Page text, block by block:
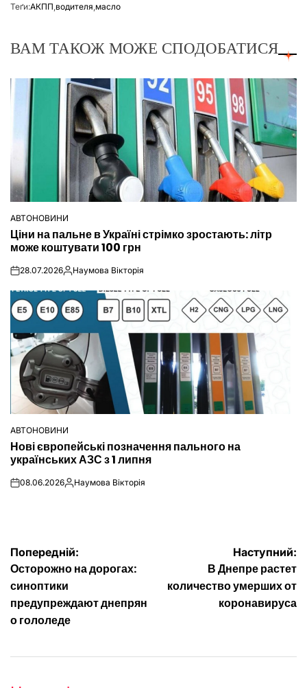
Теґи:АКПП водителя масло
ВАМ ТАКОЖ МОЖЕ СПОДОБАТИСЯ
ОПУБЛІКУВАТИ
У
АВТОНОВИНИ
Ціни на пальне в Україні стрімко зростають: літр
може коштувати 100 грн
on28.07.2026Опубліковано
Наумова Вікторія
ОПУБЛІКУВАТИ
У
АВТОНОВИНИ
Нові європейські позначення пального на
українських АЗС з 1 липня
on08.06.2026Опубліковано
Наумова Вікторія
Навігація
записів
Попередній:
Осторожно на дорогах:
синоптики
предупреждают днепрян
о гололеде
Наступний:
В Днепре растет
количество умерших от
коронавируса